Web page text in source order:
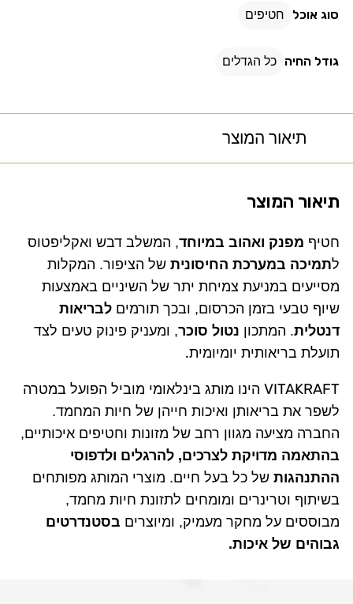
סוג אוכל חטיפים
גודל החיה כל הגדלים
תיאור המוצר
תיאור המוצר
חטיף מפנק ואהוב במיוחד, המשלב דבש ואקליפטוס
לתמיכה במערכת החיסוניתשל הציפור. המקלות
מסייעים במניעת צמיחת יתר של השיניים באמצעות
שיוף טבעי בזמן הכרסום, ובכך תורמיםלבריאות
דנטלית. המתכון נטול סוכר, ומעניק פינוק טעים לצד
תועלת בריאותית יומיומית.
VITAKRAFT הינו מותג בינלאומי מוביל הפועל במטרה
לשפר את בריאותן ואיכות חייהן של חיות המחמד.
החברה מציעה מגוון רחב של מזונות וחטיפים איכותיים,
בהתאמה מדויקת לצרכים, להרגלים ולדפוסי
ההתנהגות של כל בעל חיים. מוצרי המותג מפותחים
בשיתוף וטרינרים ומומחים לתזונת חיות מחמד,
מבוססים על מחקר מעמיק, ומיוצרים בסטנדרטים
גבוהים של איכות.